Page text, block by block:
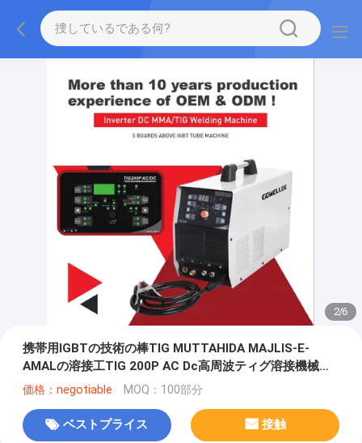
2/6
携帯用IGBTの技術の棒TIG MUTTAHIDA MAJLIS-E-
AMALの溶接工TIG 200P AC Dc高周波ティグ溶接機械は
アルミニウムを溶接できる
価格：negotiable MOQ：100部分
ベストプライス 接触